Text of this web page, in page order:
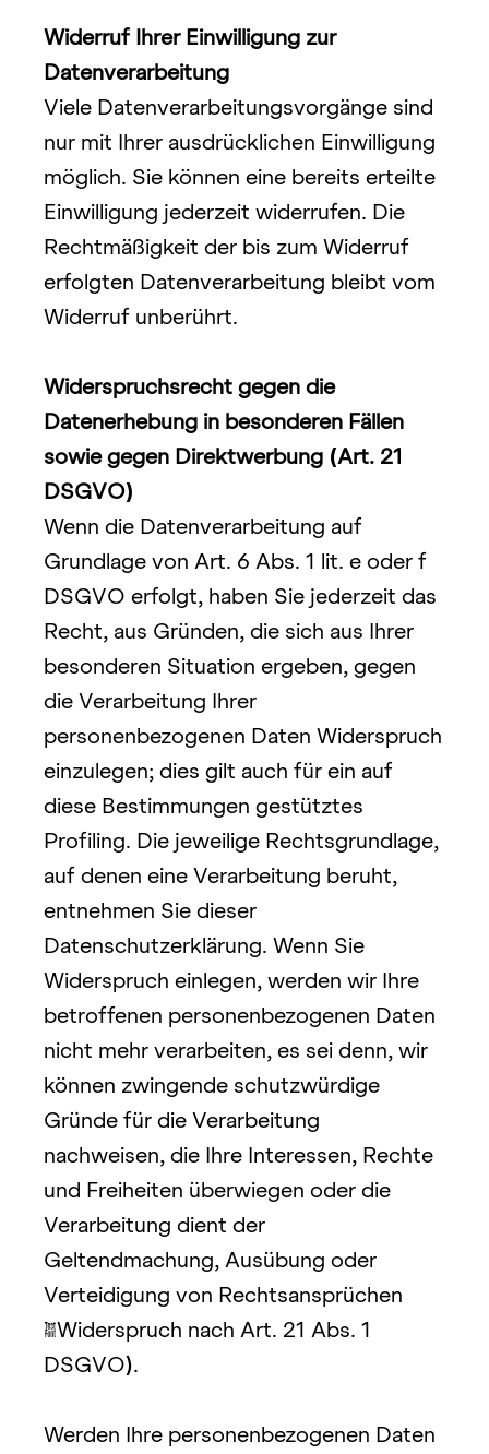
Widerruf Ihrer Einwilligung zur
Datenverarbeitung
Viele Datenverarbeitungsvorgänge sind
nur mit Ihrer ausdrücklichen Einwilligung
möglich. Sie können eine bereits erteilte
Einwilligung jederzeit widerrufen. Die
Rechtmäßigkeit der bis zum Widerruf
erfolgten Datenverarbeitung bleibt vom
Widerruf unberührt.
Widerspruchsrecht gegen die
Datenerhebung in besonderen Fällen
sowie gegen Direktwerbung (Art. 21
DSGVO)
Wenn die Datenverarbeitung auf
Grundlage von Art. 6 Abs. 1 lit. e oder f
DSGVO erfolgt, haben Sie jederzeit das
Recht, aus Gründen, die sich aus Ihrer
besonderen Situation ergeben, gegen
die Verarbeitung Ihrer
personenbezogenen Daten Widerspruch
einzulegen; dies gilt auch für ein auf
diese Bestimmungen gestütztes
Profiling. Die jeweilige Rechtsgrundlage,
auf denen eine Verarbeitung beruht,
entnehmen Sie dieser
Datenschutzerklärung. Wenn Sie
Widerspruch einlegen, werden wir Ihre
betroffenen personenbezogenen Daten
nicht mehr verarbeiten, es sei denn, wir
können zwingende schutzwürdige
Gründe für die Verarbeitung
nachweisen, die Ihre Interessen, Rechte
und Freiheiten überwiegen oder die
Verarbeitung dient der
Geltendmachung, Ausübung oder
Verteidigung von Rechtsansprüchen
(Widerspruch nach Art. 21 Abs. 1
DSGVO).
Werden Ihre personenbezogenen Daten